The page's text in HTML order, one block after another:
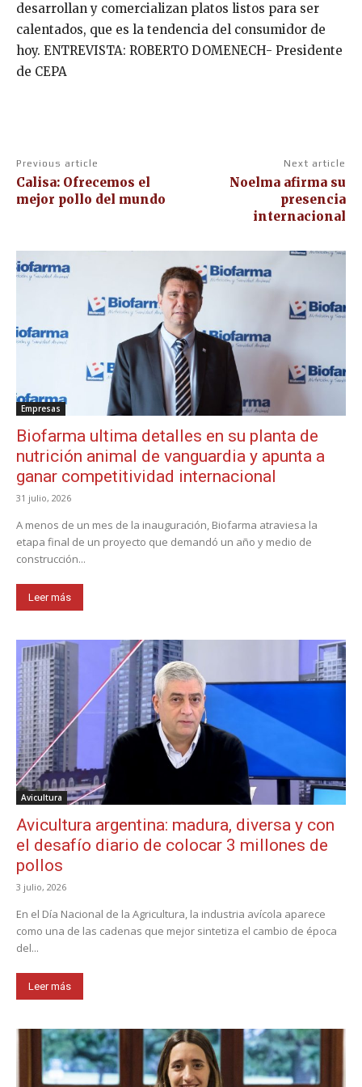
desarrollan y comercializan platos listos para ser
calentados, que es la tendencia del consumidor de
hoy. ENTREVISTA: ROBERTO DOMENECH- Presidente
de CEPA
Previous article
Calisa: Ofrecemos el
mejor pollo del mundo
Next article
Noelma afirma su
presencia
internacional
Empresas
Biofarma ultima detalles en su planta de
nutrición animal de vanguardia y apunta a
ganar competitividad internacional
31 julio, 2026
A menos de un mes de la inauguración, Biofarma atraviesa la
etapa final de un proyecto que demandó un año y medio de
construcción...
Leer más
Avicultura
Avicultura argentina: madura, diversa y con
el desafío diario de colocar 3 millones de
pollos
3 julio, 2026
En el Día Nacional de la Agricultura, la industria avícola aparece
como una de las cadenas que mejor sintetiza el cambio de época
del...
Leer más